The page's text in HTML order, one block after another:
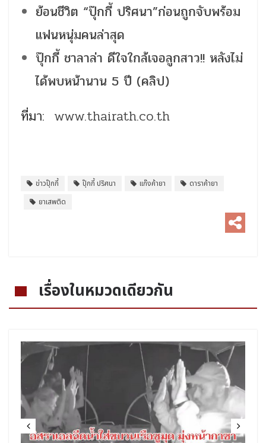
ย้อนชีวิต “ปุ๊กกี้ ปริศนา”ก่อนถูกจับพร้อม
แฟนหนุ่มคนล่าสุด
ปุ๊กกี้ ชาลาล่า ดีใจใกล้เจอลูกสาว!! หลังไม่
ได้พบหน้านาน 5 ปี (คลิป)
ที่มา: www.thairath.co.th
ข่าวปุ๊กกี้ ปุ๊กกี้ ปริศนา แก๊งค้ายา
ดาราค้ายา
ยาเสพติด
เรื่องในหมวดเดียวกัน